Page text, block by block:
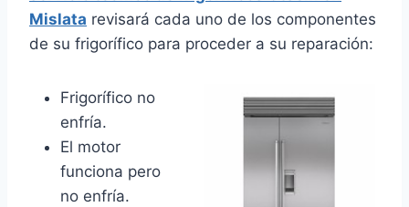
Mislata revisará cada uno de los componentes
de su frigorífico para proceder a su reparación:
Frigorífico no
enfría.
El motor
funciona pero
no enfría.